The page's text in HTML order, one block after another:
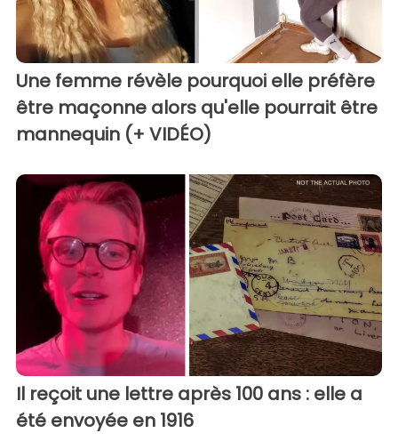
Une femme révèle pourquoi elle préfère
être maçonne alors qu'elle pourrait être
mannequin (+ VIDÉO)
Il reçoit une lettre après 100 ans : elle a
été envoyée en 1916